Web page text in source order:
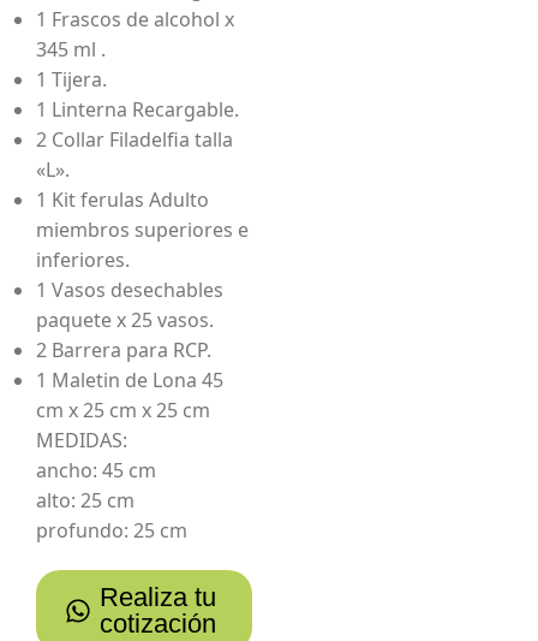
1 Frascos de alcohol x
345 ml .
1 Tijera.
1 Linterna Recargable.
2 Collar Filadelfia talla
«L».
1 Kit ferulas Adulto
miembros superiores e
inferiores.
1 Vasos desechables
paquete x 25 vasos.
2 Barrera para RCP.
1 Maletin de Lona 45
cm x 25 cm x 25 cm
MEDIDAS:
ancho: 45 cm
alto: 25 cm
profundo: 25 cm
Realiza tu
cotización